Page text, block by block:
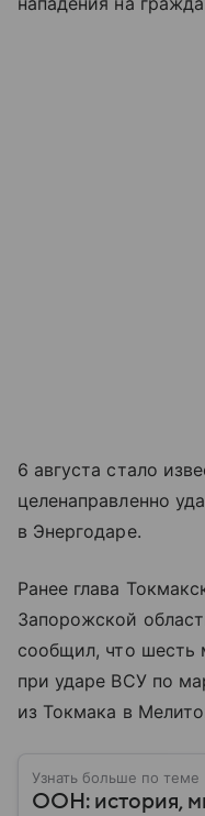
6 августа стало
целенаправленно
в Энергодаре.
Ранее глава
Запорожской
сообщил, что шесть
при ударе ВСУ по
из Токмака в
Узнать больше по теме
ООН: история,